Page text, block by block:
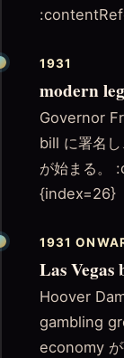
1931
modern
Governor
bill に署名
が始まる。
{index=26}
1931
Las Vegas
Hoover
gambling
economy が